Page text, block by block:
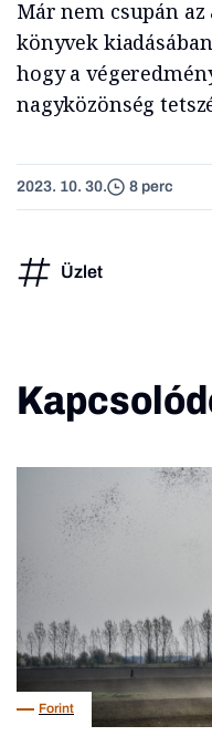
Már nem csupán
könyvek
hogy a
nagyközönség
2023. 10. 30. 8 perc
Üzlet
Forint